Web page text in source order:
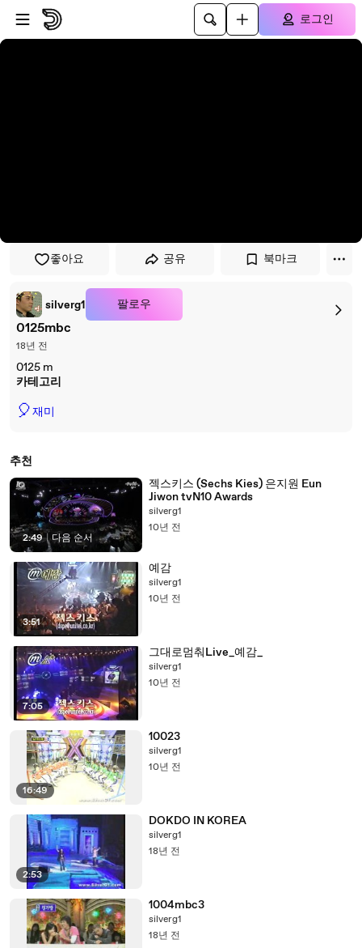
플레이어로 건너뛰기
본문으로 건너뛰기
로그인
좋아요 공유 북마크
silverg1 팔로우
0125mbc
18년 전
0125 m
카테고리
🎈재미
추천
2:49 | 다음 순서
젝스키스 (Sechs Kies) 은지원 Eun
Jiwon tvN10 Awards
silverg1
10년 전
3:51
예감
silverg1
10년 전
7:05
그대로멈춰Live_예감_
silverg1
10년 전
16:49
10023
silverg1
10년 전
2:53
DOKDO IN KOREA
silverg1
18년 전
1004mbc3
silverg1
18년 전